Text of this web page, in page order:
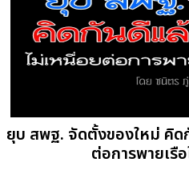
ยุบ สพฐ. จัดตั้งของใหม่ คิด
ต่อการพายเรื